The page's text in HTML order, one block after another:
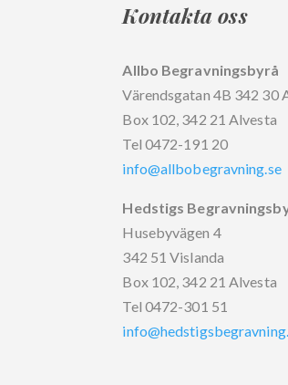
Kontakta oss
Allbo Begravningsbyrå
Värendsgatan 4B 342 30
Box 102, 342 21 Alvesta
Tel 0472-191 20
info@allbobegravning.se
Hedstigs
Husebyvägen 4
342 51 Vislanda
Box 102, 342 21 Alvesta
Tel 0472-301 51